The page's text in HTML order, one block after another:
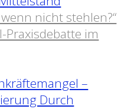
nicht stehlen?“
Praxisdebatte im